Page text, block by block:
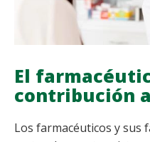
El
contribución
Los farmacéuticos y sus